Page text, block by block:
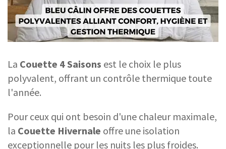
La Couette 4 Saisons est le choix le plus
polyvalent, offrant un contrôle thermique toute
l'année.
Pour ceux qui ont besoin d'une chaleur maximale,
la Couette Hivernale offre une isolation
exceptionnelle pour les nuits les plus froides.